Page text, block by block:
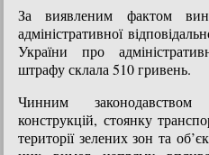
За виявленим фактом
адміністративної
України про
штрафу склала 510 гривень.
Чинним законодавством
конструкцій, стоянку
території зелених зон та